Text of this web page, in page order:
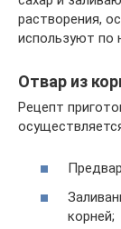
растворения,
используют по
Отвар из
Рецепт
корней;